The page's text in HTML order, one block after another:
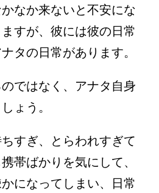
なか来ないと不安にな
すが、彼には彼の日常
タの日常があります。
ではなく、アナタ自身
ょう。
すぎ、とらわれすぎて
帯ばかりを気にして、
になってしまい、日常